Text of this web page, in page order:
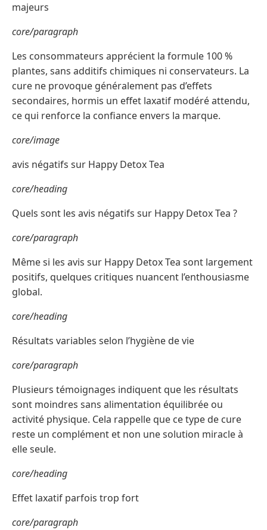
majeurs
core/paragraph
Les consommateurs apprécient la formule 100 %
plantes, sans additifs chimiques ni conservateurs. La
cure ne provoque généralement pas d’effets
secondaires, hormis un effet laxatif modéré attendu,
ce qui renforce la confiance envers la marque.
core/image
avis négatifs sur Happy Detox Tea
core/heading
Quels sont les avis négatifs sur Happy Detox Tea ?
core/paragraph
Même si les avis sur Happy Detox Tea sont largement
positifs, quelques critiques nuancent l’enthousiasme
global.
core/heading
Résultats variables selon l’hygiène de vie
core/paragraph
Plusieurs témoignages indiquent que les résultats
sont moindres sans alimentation équilibrée ou
activité physique. Cela rappelle que ce type de cure
reste un complément et non une solution miracle à
elle seule.
core/heading
Effet laxatif parfois trop fort
core/paragraph